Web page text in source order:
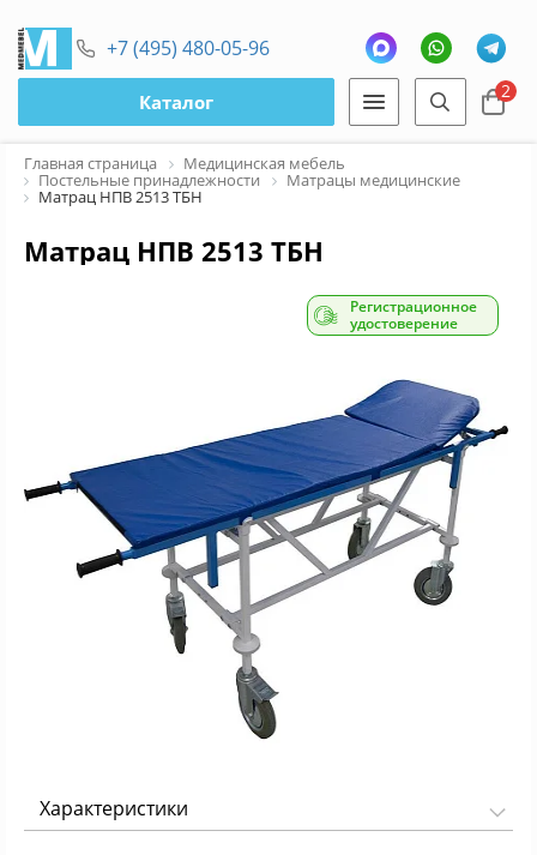
+7 (495) 480-05-96
Каталог 2
Главная страница Медицинская мебель
Постельные принадлежности Матрацы медицинские
Матрац НПВ 2513 ТБН
Матрац НПВ 2513 ТБН
Регистрационное
удостоверение
Характеристики